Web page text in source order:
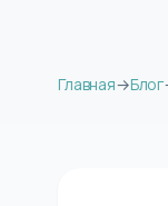
Главная→Блог